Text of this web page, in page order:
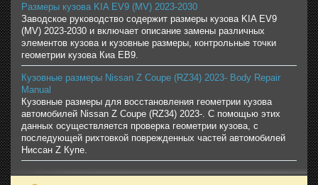
Размеры кузова KIA EV9 (MV) 2023-2030
Заводское руководство содержит размеры кузова KIA EV9
(MV) 2023-2030 и включает описание замены различных
элементов кузова и кузовные размеры, контрольные точки
геометрии кузова Киа ЕВ9.
Кузовные размеры Nissan Z Coupe (RZ34) 2023- Body Repair
Manual
Кузовные размеры для восстановления геометрии кузова
автомобилей Nissan Z Coupe (RZ34) 2023-. С помощью этих
данных осуществляется проверка геометрии кузова, с
последующей рихтовкой поврежденных частей автомобилей
Ниссан Z Купе.